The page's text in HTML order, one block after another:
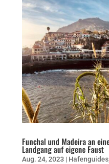
Funchal und Madeira an
Landgang auf eigene Faust
Aug. 24, 2023 | Hafenguides